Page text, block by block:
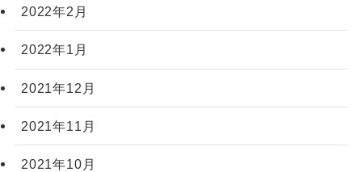
2022年2月
2022年1月
2021年12月
2021年11月
2021年10月